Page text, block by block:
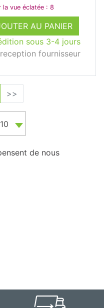
AU PANIER
sous 3-4 jours
fournisseur
la vue éclatée : 8
>>
10
de nous